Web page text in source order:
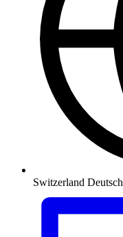
Switzerland Deutsch